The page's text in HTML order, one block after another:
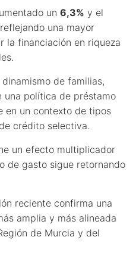
un 6,3% y el
una mayor
la financiación en riqueza
de familias,
una política de préstamo
en un contexto de tipos
crédito selectiva.
un efecto multiplicador
de gasto sigue retornando
reciente confirma una
amplia y más alineada
de Murcia y del